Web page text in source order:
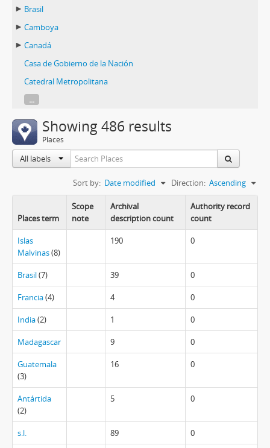
Brasil
Camboya
Canadá
Casa de Gobierno de la Nación
Catedral Metropolitana
...
Showing 486 results
Places
All labels
Sort by: Date modified Direction: Ascending
Places term
Scope
note
Archival
description count
Authority record
count
Islas
Malvinas(8)
190 0
Brasil(7) 39 0
Francia(4) 4 0
India(2) 1 0
Madagascar 9 0
Guatemala
(3)
16 0
Antártida
(2)
5 0
s.l. 89 0